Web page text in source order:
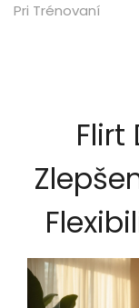
Pri Trénovaní
Flirt